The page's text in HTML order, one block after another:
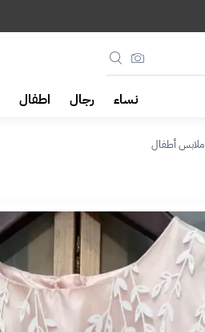
نساء رجال اطفال
ملابس أطفال